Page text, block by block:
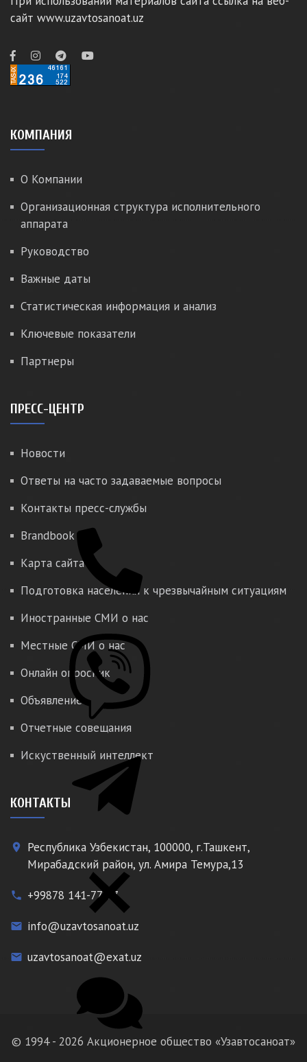
сайт www.uzavtosanoat.uz
КОМПАНИЯ
О Компании
Организационная структура исполнительного
аппарата
Руководство
Важные даты
Статистическая информация и анализ
Ключевые показатели
Партнеры
ПРЕСС-ЦЕНТР
Новости
Ответы на часто задаваемые вопросы
Контакты пресс-службы
Brandbook
Карта сайта
Подготовка населения к чрезвычайным ситуациям
Иностранные СМИ о нас
Местные СМИ о нас
Онлайн опросник
Объявление
Отчетные совещания
Искуственный интеллект
КОНТАКТЫ
place
Республика Узбекистан, 100000, г.Ташкент,
Мирабадский район, ул. Амира Темура,13
phone +99878 141-77-77
email info@uzavtosanoat.uz
email uzavtosanoat@exat.uz
© 1994 - 2026 Акционерное общество «Узавтосаноат»